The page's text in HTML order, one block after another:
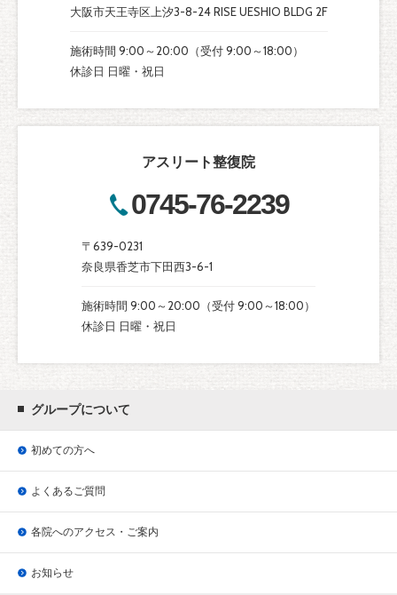
大阪市天王寺区上汐3-8-24 RISE UESHIO BLDG 2F
施術時間 9:00～20:00（受付 9:00～18:00）
休診日 日曜・祝日
アスリート整復院
0745-76-2239
〒639-0231
奈良県香芝市下田西3-6-1
施術時間 9:00～20:00（受付 9:00～18:00）
休診日 日曜・祝日
グループについて
初めての方へ
よくあるご質問
各院へのアクセス・ご案内
お知らせ